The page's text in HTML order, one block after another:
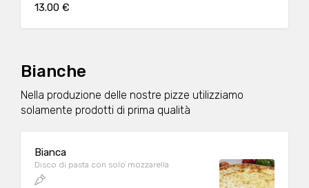
13.00 €
Bianche
Nella produzione delle nostre pizze utilizziamo
solamente prodotti di prima qualità
Bianca
Disco di pasta con solo mozzarella